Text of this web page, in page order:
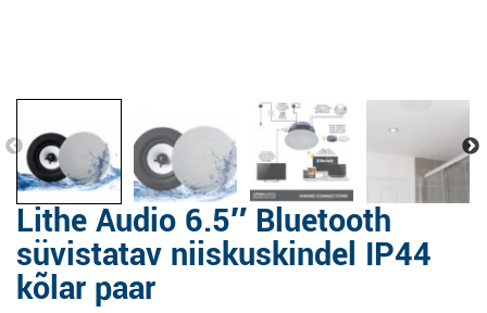
Lithe Audio 6.5″ Bluetooth
süvistatav niiskuskindel IP44
kõlar paar